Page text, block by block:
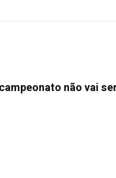
não vai